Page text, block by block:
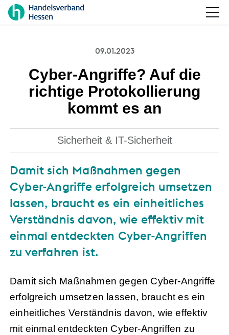
09.01.2023
Cyber-Angriffe? Auf die
richtige Protokollierung
kommt es an
Sicherheit & IT-Sicherheit
Damit sich Maßnahmen gegen
Cyber-Angriffe erfolgreich umsetzen
lassen, braucht es ein einheitliches
Verständnis davon, wie effektiv mit
einmal entdeckten Cyber-Angriffen
zu verfahren ist.
Damit sich Maßnahmen gegen Cyber-Angriffe
erfolgreich umsetzen lassen, braucht es ein
einheitliches Verständnis davon, wie effektiv
mit einmal entdeckten Cyber-Angriffen zu